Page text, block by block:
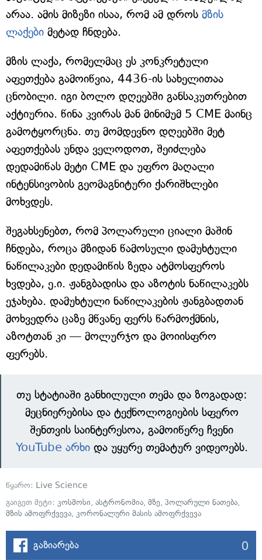
არაა. ამის მიზეზი ისაა, რომ ამ დროს მზის
ლაქები მეტად ჩნდება.
მზის ლაქა, რომელმაც ეს კონკრეტული
აფეთქება გამოიწვია, 4436-ის სახელითაა
ცნობილი. იგი ბოლო დღეებში განსაკუთრებით
აქტიურია. წინა კვირას მან მინიმუმ 5 CME მაინც
გამოტყორცნა. თუ მომდევნო დღეებში მეტ
აფეთქებას უნდა ველოდოთ, შეიძლება
დედამიწას მეტი CME და უფრო მაღალი
ინტენსივობის გეომაგნიტური ქარიშხლები
მოხვდეს.
შეგახსენებთ, რომ პოლარული ციალი მაშინ
ჩნდება, როცა მზიდან წამოსული დამუხტული
ნაწილაკები დედამიწის ზედა ატმოსფეროს
ხვდება, ე.ი. ჟანგბადისა და აზოტის ნაწილაკებს
ეჯახება. დამუხტული ნაწილაკების ჟანგბადთან
მოხვედრა ცაზე მწვანე ფერს წარმოქმნის,
აზოტთან კი — მოლურჯო და მოიისფრო
ფერებს.
თუ სტატიაში განხილული თემა და ზოგადად:
მეცნიერებისა და ტექნოლოგიების სფერო
შენთვის საინტერესოა, გამოიწერე ჩვენი
YouTube არხიდა უყურე თემატურ ვიდეოებს.
წყარო: Live Science
გაიგეთ მეტი: კოსმოსი, ასტრონომია, მზე, პოლარული ნათება,
მზის ამოფრქვევა, კორონალური მასის ამოფრქვევა
გაზიარება 0